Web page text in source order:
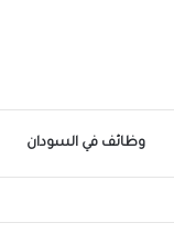
وظائف في السودان